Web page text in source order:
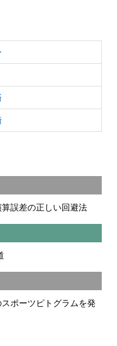
誤差の正しい回避法
ポーツピトグラムを発